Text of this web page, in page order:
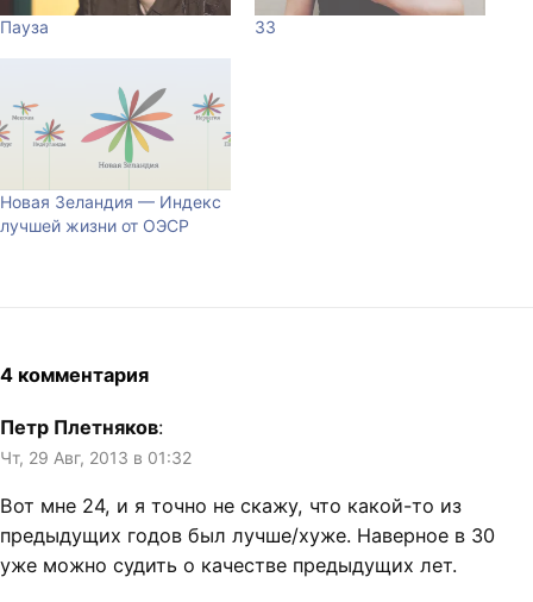
Пауза 33
Новая Зеландия — Индекс
лучшей жизни от ОЭСР
4 комментария
Петр Плетняков:
Чт, 29 Авг, 2013 в 01:32
Вот мне 24, и я точно не скажу, что какой-то из
предыдущих годов был лучше/хуже. Наверное в 30
уже можно судить о качестве предыдущих лет.